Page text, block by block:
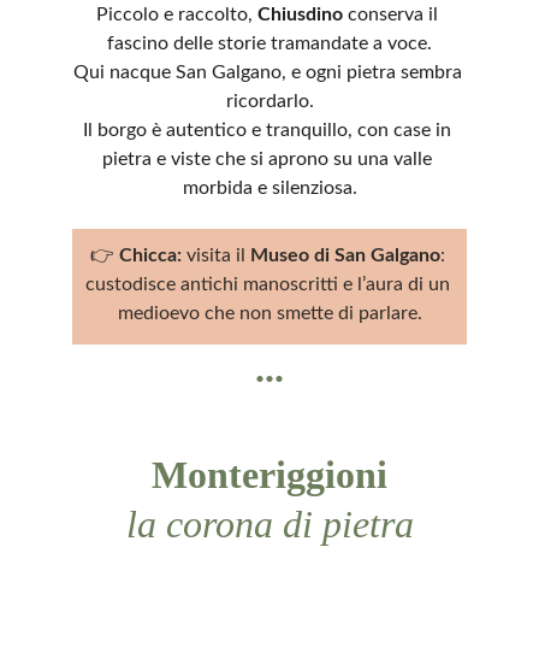
Piccolo e raccolto, Chiusdino conserva il
fascino delle storie tramandate a voce.
Qui nacque San Galgano, e ogni pietra sembra
ricordarlo.
Il borgo è autentico e tranquillo, con case in
pietra e viste che si aprono su una valle
morbida e silenziosa.
👉 Chicca: visita il Museo di San Galgano:
custodisce antichi manoscritti e l’aura di un
medioevo che non smette di parlare.
...
Monteriggioni
la corona di pietra